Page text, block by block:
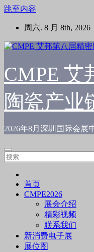
跳至内容
周六. 8 月 8th, 2026
CMPE 艾
陶瓷产业
2026年8月深圳国际会展
首页
CMPE2026
展会介绍
精彩视频
联系我们
新消费电子展
展位图